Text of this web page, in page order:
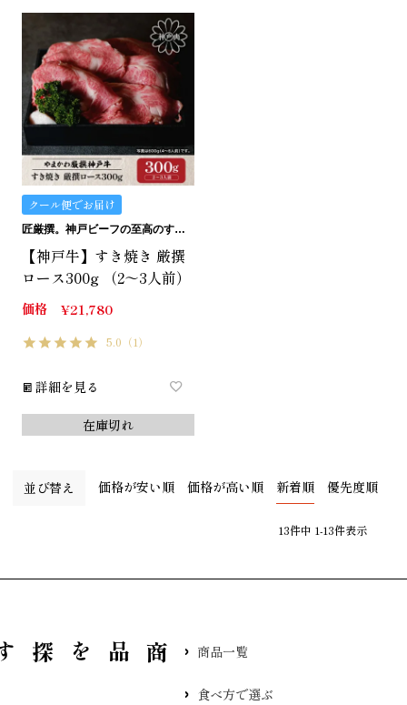
クール便でお届け
匠厳撰。神戸ビーフの至高のすき焼き用ロースです。
【神戸牛】すき焼き 厳撰
ロース300g （2～3人前）
価格 ¥21,780
5.0 （1）
詳細を見る
在庫切れ
並び替え 価格が安い順 価格が高い順 新着順 優先度順
13件中 1-13件表示
す 商品一覧
食べ方で選ぶ